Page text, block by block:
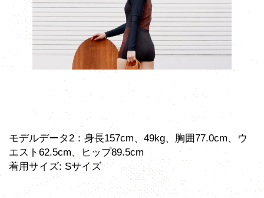
モデルデータ2：身長157cm、49kg、胸囲77.0cm、ウ
エスト62.5cm、ヒップ89.5cm
着用サイズ: Sサイズ